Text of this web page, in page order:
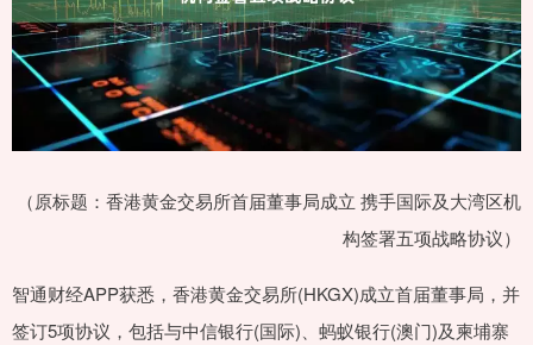
（原标题：香港黄金交易所首届董事局成立 携手国际及大湾区机
构签署五项战略协议）
智通财经APP获悉，香港黄金交易所(HKGX)成立首届董事局，并
签订5项协议，包括与中信银行(国际)、蚂蚁银行(澳门)及柬埔寨